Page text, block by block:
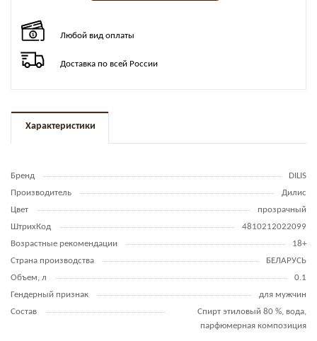
Любой вид оплаты
Доставка по всей России
Характеристики
Бренд
DILIS
Производитель
Дилис
Цвет
прозрачный
ШтрихКод
4810212022099
Возрастные рекомендации
18+
Страна производства
БЕЛАРУСЬ
Объем, л
0.1
Гендерный признак
для мужчин
Состав
Спирт этиловый 80 %, вода,
парфюмерная композиция